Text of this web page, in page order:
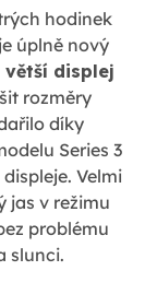
hodinek
úplně nový
větší displej
rozměry
díky
Series 3
Velmi
jas v režimu
problému
slunci.